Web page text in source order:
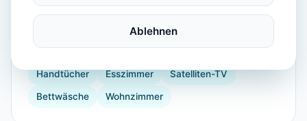
Backofen Toaster Stadt-/Ortszentrum
Vogelbeobachtung
Golf Fitnessgeräte Parkmöglichkeit
Handtücher Esszimmer Satelliten-TV
Bettwäsche Wohnzimmer
Ablehnen